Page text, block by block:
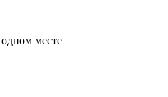
месте